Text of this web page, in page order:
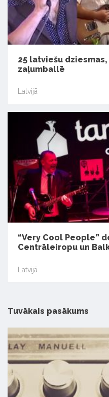
25 latviešu
zaļumballē
Latvijā
“Very Cool People”
Centrāleiropu un
Latvijā
Tuvākais pasākums